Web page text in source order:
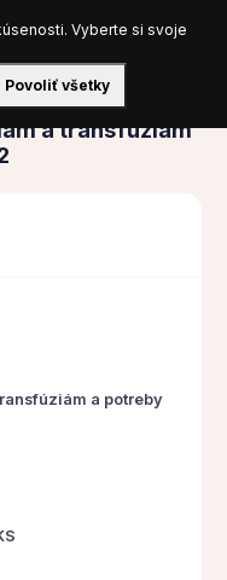
Prihlásiť sa
a transfúziám
a potreby
Vyberte si svoje
Povoliť všetky